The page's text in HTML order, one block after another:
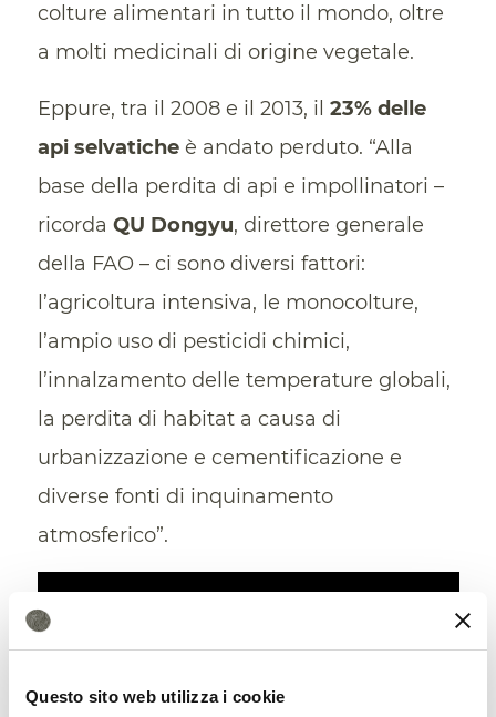
Questo sito web utilizza i cookie
colture alimentari in tutto il mondo, oltre
a molti medicinali di origine vegetale.
Eppure, tra il 2008 e il 2013, il 23% delle
api selvaticheè andato perduto. “Alla
base della perdita di api e impollinatori –
ricorda QU Dongyu, direttore generale
della FAO – ci sono diversi fattori:
l’agricoltura intensiva, le monocolture,
l’ampio uso di pesticidi chimici,
l’innalzamento delle temperature globali,
la perdita di habitat a causa di
urbanizzazione e cementificazione e
diverse fonti di inquinamento
atmosferico”.